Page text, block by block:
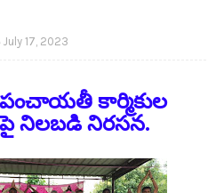
July 17, 2023
పంచాయతీ కార్మికుల
నిలబడి నిరసన.